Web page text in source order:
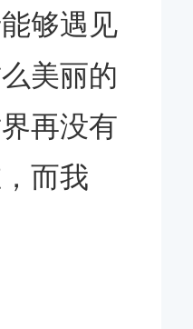
够遇见
美丽的
再没有
而我